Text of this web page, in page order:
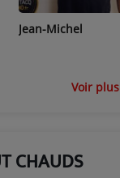
Jean-Michel
Voir plus
CHAUDS